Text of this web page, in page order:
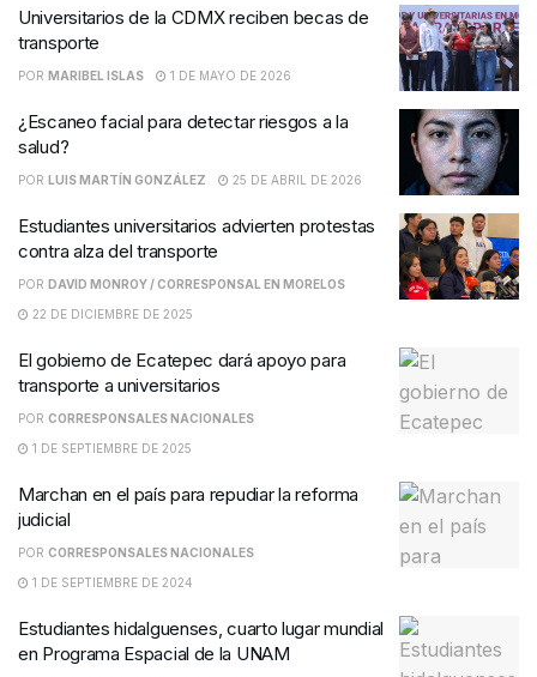
Universitarios de la CDMX reciben becas de
transporte
POR MARIBEL ISLAS 1 DE MAYO DE 2026
¿Escaneo facial para detectar riesgos a la
salud?
POR LUIS MARTÍN GONZÁLEZ 25 DE ABRIL DE 2026
Estudiantes universitarios advierten protestas
contra alza del transporte
POR DAVID MONROY / CORRESPONSAL EN MORELOS
22 DE DICIEMBRE DE 2025
El gobierno de Ecatepec dará apoyo para
transporte a universitarios
POR CORRESPONSALES NACIONALES
1 DE SEPTIEMBRE DE 2025
Marchan en el país para repudiar la reforma
judicial
POR CORRESPONSALES NACIONALES
1 DE SEPTIEMBRE DE 2024
Estudiantes hidalguenses, cuarto lugar mundial
en Programa Espacial de la UNAM